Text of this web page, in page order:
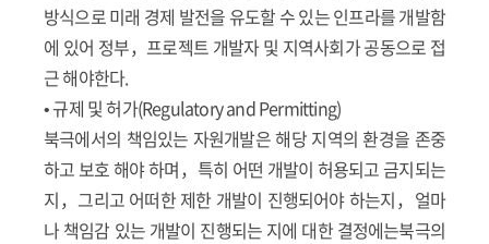
방식으로 미래 경제 발전을 유도할 수 있는 인프라를 개발함
에 있어 정부，프로젝트 개발자 및 지역사회가 공동으로 접
근 해야한다.
• 규제 및 허가(Regulatory and Permitting)
북극에서의 책임있는 자원개발은 해당 지역의 환경을 존중
하고 보호 해야 하며，특히 어떤 개발이 허용되고 금지되는
지，그리고 어떠한 제한 개발이 진행되어야 하는지，얼마
나 책임감 있는 개발이 진행되는 지에 대한 결정에는북극의